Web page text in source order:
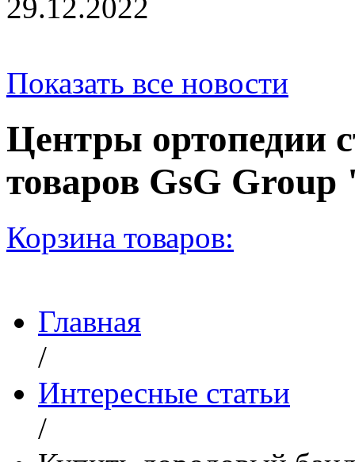
29.12.2022
Показать все новости
Центры ортопедии
товаров GsG
Корзина товаров:
Главная
/
Интересные статьи
/